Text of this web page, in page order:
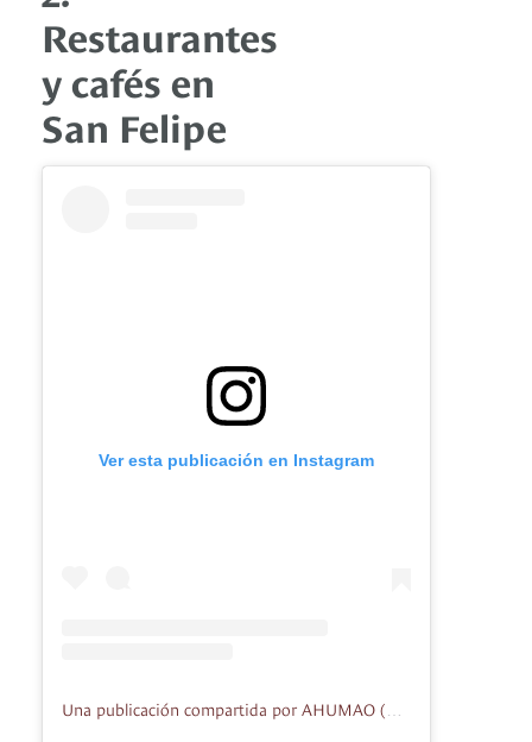
Restaurantes
y cafés en
San Felipe
Ver esta publicación en Instagram